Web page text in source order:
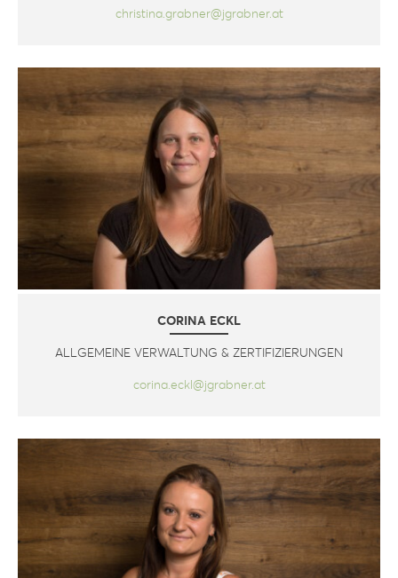
christina.grabner@jgrabner.at
CORINA ECKL
ALLGEMEINE VERWALTUNG & ZERTIFIZIERUNGEN
corina.eckl@jgrabner.at